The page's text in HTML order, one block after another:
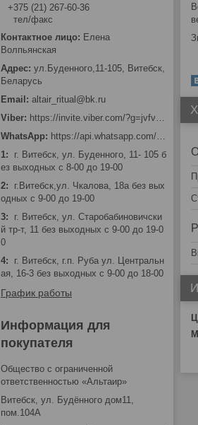
+375 (21) 267-60-36
тел/факс
Елена
Волпьянская
ул.Буденного,11-105, Витебск,
Беларусь
altair_ritual@bk.ru
https://invite.viber.com/?g=jvfv2Bi_0FGtFKVepffKPH0MRV7wqtkn
https://api.whatsapp.com/send?phone=375293262399
1
г. Витебск, ул. Буденного, 11- 105 б
ез выходных с 8-00 до 19-00
2
г.Витебск,ул. Чкалова, 18а без вых
одных с 9-00 до 19-00
3
г. Витебск, ул. Старобабиновичски
й тр-т, 11 без выходных с 9-00 до 19-0
0
4
г. Витебск, г.п. Руба ул. Центральн
ая, 16-3 без выходных с 9-00 до 18-00
График работы
Информация для
покупателя
Общество с ограниченной
ответственностью «Альтаир»
Витебск, ул. Будённого дом11,
пом.104А